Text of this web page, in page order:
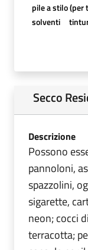
pile a stilo (per
solventi
Secco
Descrizione
Possono
pannoloni,
spazzolini,
sigarette,
neon; cocci
terracotta;